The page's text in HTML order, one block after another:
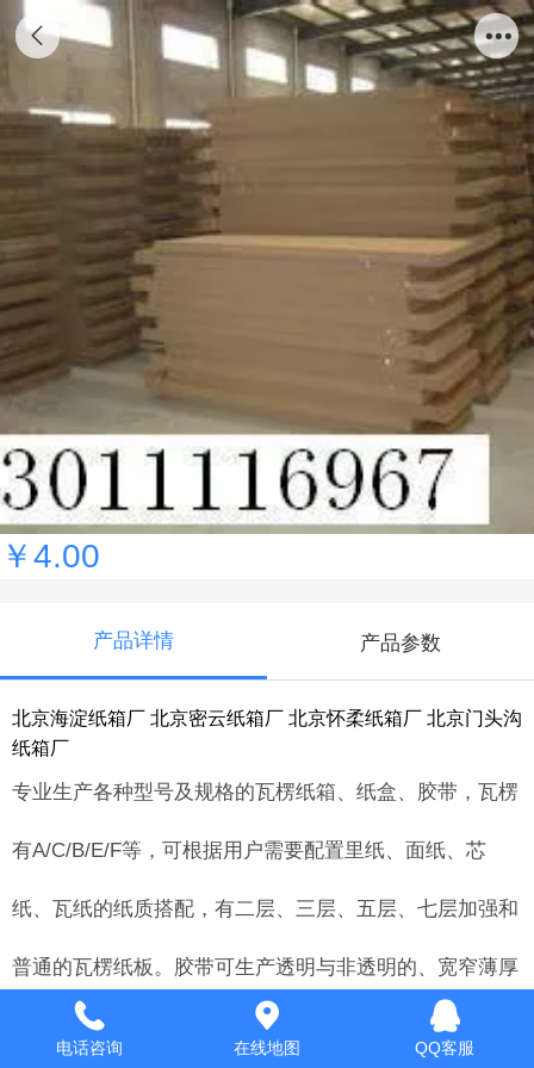
北京海淀纸箱厂 北京密云纸箱厂 北京怀柔纸
箱厂 北京门头沟纸箱厂
￥4.00
产品详情 产品参数
北京海淀纸箱厂 北京密云纸箱厂 北京怀柔纸箱厂 北京门头沟
纸箱厂
专业生产各种型号及规格的瓦楞纸箱、纸盒、胶带，瓦楞
有A/C/B/E/F等，可根据用户需要配置里纸、面纸、芯
纸、瓦纸的纸质搭配，有二层、三层、五层、七层加强和
普通的瓦楞纸板。胶带可生产透明与非透明的、宽窄薄厚
的，纸箱、纸盒、胶带epe珍珠棉，都可印字和图案。生
电话咨询 在线地图 QQ客服